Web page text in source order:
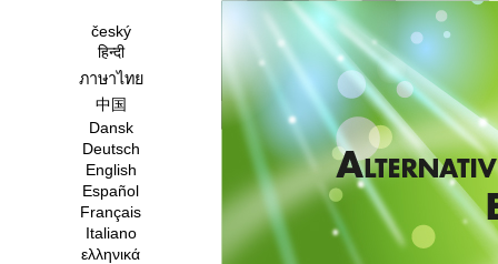
český
हिन्दी
ภาษาไทย
中国
Dansk
Deutsch
English
Español
Français
Italiano
ελληνικά